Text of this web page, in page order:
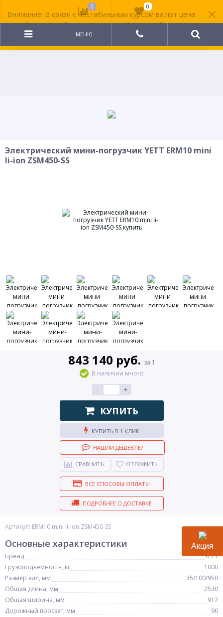
Внимание! В связи с нестабильным курсом валют цена
на сайте может быть неактуальной. Уточняйте
стоимость у менеджера.
МЕНЮ
Электрический мини-погрузчик YETT ERM10 mini
li-ion ZSM450-SS
Артикул: ERM10 mini li-ion ZSM450-SS
843 140 руб. за 1
В наличии много
-
+
КУПИТЬ
КУПИТЬ В 1 КЛИК
НАШЛИ ДЕШЕВЛЕ?
СРАВНИТЬ ОТЛОЖИТЬ
ВСЕ СПОСОБЫ ОПЛАТЫ
ПОДРОБНЕЕ О ДОСТАВКЕ
Основные характеристики
Бренд
YETT
Грузоподъемность, кг
1000
Размер вил, мм
35/100/950
Общая длина, мм
2530
Общая ширина, мм
917
Дорожный просвет, мм
90
0 0
Акция